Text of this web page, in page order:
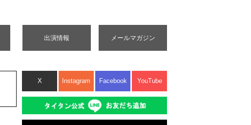
出演情報 メールマガジン
X Instagram Facebook YouTube